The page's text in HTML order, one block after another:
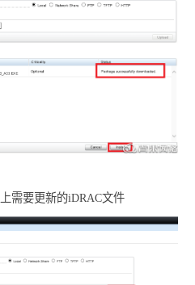
上需要更新的iDRAC文件